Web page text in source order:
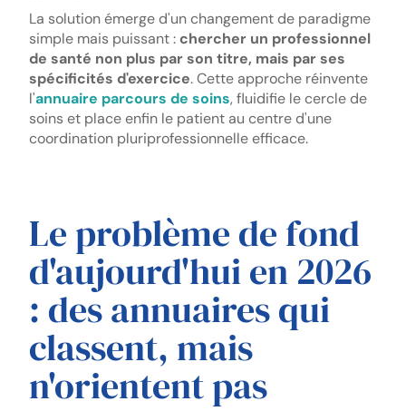
La solution émerge d'un changement de paradigme
simple mais puissant : chercher un professionnel
de santé non plus par son titre, mais par ses
spécificités d'exercice. Cette approche réinvente
l'annuaire parcours de soins, fluidifie le cercle de
soins et place enfin le patient au centre d'une
coordination pluriprofessionnelle efficace.
Le problème de fond
d'aujourd'hui en 2026
: des annuaires qui
classent, mais
n'orientent pas